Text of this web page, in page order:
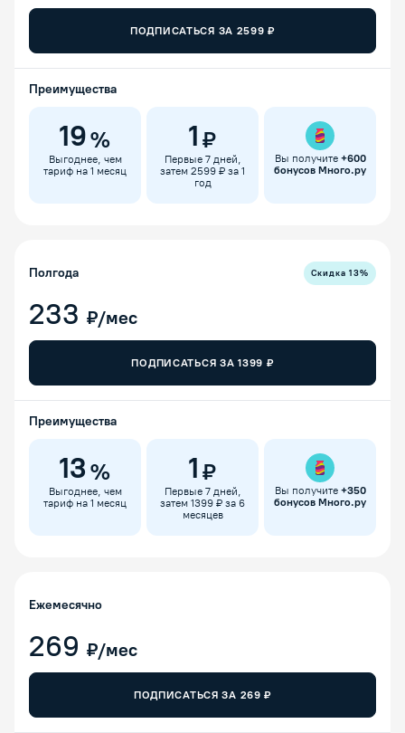
ПОДПИСАТЬСЯ ЗА 2599 ₽
Преимущества
19%
Выгоднее, чем
тариф на 1 месяц
1 ₽
Первые 7 дней,
затем 2599 ₽ за 1
год
Вы получите +600
бонусов Много.ру
Полгода Скидка13%
233 ₽/мес
ПОДПИСАТЬСЯ ЗА1399 ₽
Преимущества
13 %
Выгоднее, чем
тариф на 1 месяц
1 ₽
Первые 7 дней,
затем 1399 ₽ за 6
месяцев
Вы получите +350
бонусов Много.ру
Ежемесячно
269 ₽/мес
ПОДПИСАТЬСЯ ЗА 269 ₽